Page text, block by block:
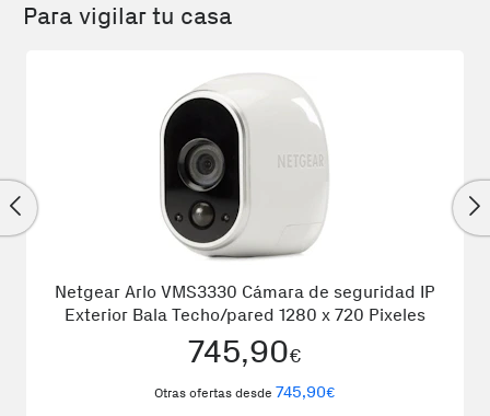
Para vigilar tu casa
Netgear Arlo VMS3330 Cámara de seguridad IP
Exterior Bala Techo/pared 1280 x 720 Pixeles
745,90€
Otras ofertas desde 745,90€